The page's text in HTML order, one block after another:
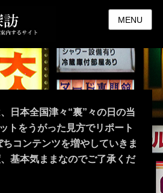
MENU
日本全国津々“裏”々の日の当
トをうがった見方でリポート
コンテンツを増やしていきま
基本気ままなのでご了承くだ